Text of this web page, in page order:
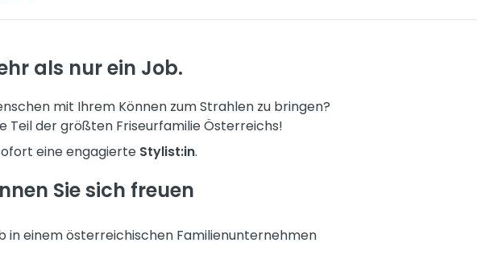
als nur ein Job.
mit Ihrem Können zum Strahlen zu bringen?
Teil der größten Friseurfamilie Österreichs!
eine engagierte Stylist:in.
Sie sich freuen
in einem österreichischen Familienunternehmen